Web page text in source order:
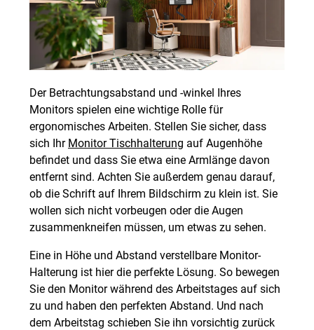
Der Betrachtungsabstand und -winkel Ihres
Monitors spielen eine wichtige Rolle für
ergonomisches Arbeiten. Stellen Sie sicher, dass
sich Ihr Monitor Tischhalterung auf Augenhöhe
befindet und dass Sie etwa eine Armlänge davon
entfernt sind. Achten Sie außerdem genau darauf,
ob die Schrift auf Ihrem Bildschirm zu klein ist. Sie
wollen sich nicht vorbeugen oder die Augen
zusammenkneifen müssen, um etwas zu sehen.
Eine in Höhe und Abstand verstellbare Monitor-
Halterung ist hier die perfekte Lösung. So bewegen
Sie den Monitor während des Arbeitstages auf sich
zu und haben den perfekten Abstand. Und nach
dem Arbeitstag schieben Sie ihn vorsichtig zurück